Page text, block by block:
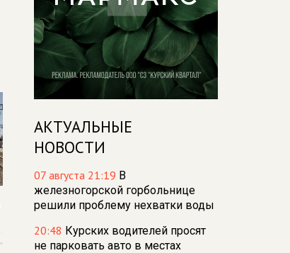
АКТУАЛЬНЫЕ
НОВОСТИ
07 августа 21:19 В
железногорской горбольнице
решили проблему нехватки воды
20:48 Курских водителей просят
не парковать авто в местах